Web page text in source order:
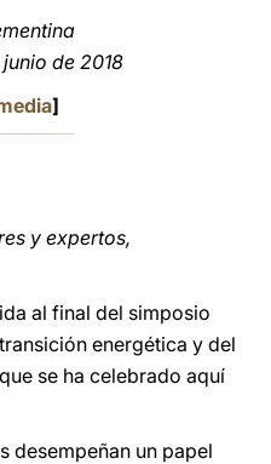
de 2018
]
y expertos,
al final del simposio
energética y del
se ha celebrado aquí
desempeñan un papel